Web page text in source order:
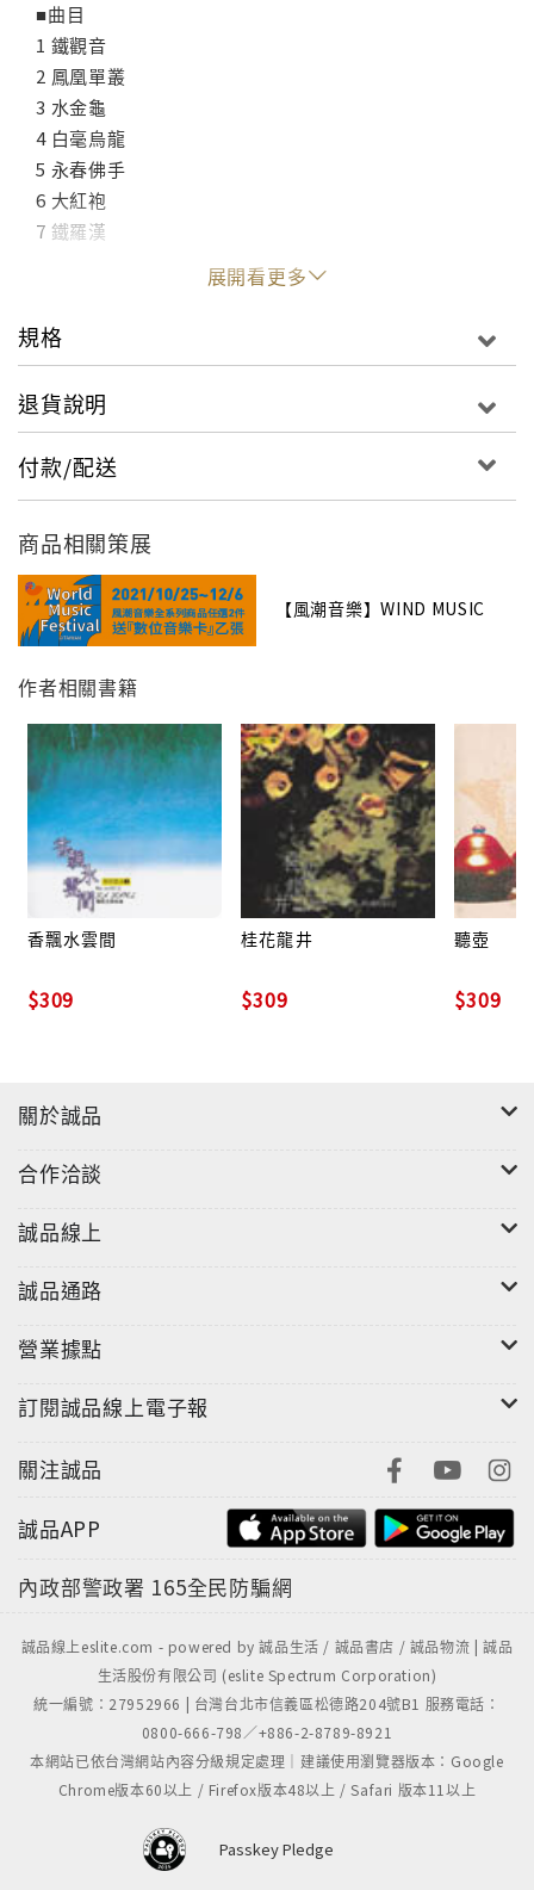
■曲目
1 鐵觀音
2 鳳凰單叢
3 水金龜
4 白毫烏龍
5 永春佛手
6 大紅袍
7 鐵羅漢
展開看更多
規格
退貨說明
付款/配送
商品相關策展
【風潮音樂】WIND MUSIC
作者相關書籍
香飄水雲間
$309
桂花龍井
$309
聽壺
$309
關於誠品
合作洽談
誠品線上
誠品通路
營業據點
訂閱誠品線上電子報
關注誠品
誠品APP
內政部警政署 165全民防騙網
誠品線上eslite.com - powered by 誠品生活 / 誠品書店 / 誠品物流 | 誠品
生活股份有限公司 (eslite Spectrum Corporation)
統一編號：27952966 | 台灣台北市信義區松德路204號B1 服務電話：
0800-666-798／+886-2-8789-8921
本網站已依台灣網站內容分級規定處理｜建議使用瀏覽器版本：Google
Chrome版本60以上 / Firefox版本48以上 / Safari 版本11以上
Passkey Pledge